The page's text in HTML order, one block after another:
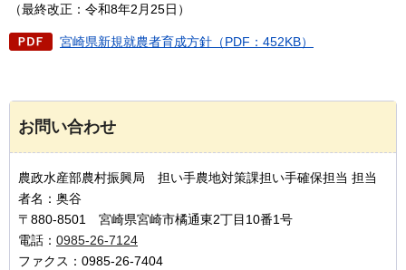
（最終改正：令和8年2月25日）
宮崎県新規就農者育成方針（PDF：452KB）
お問い合わせ
農政水産部農村振興局 担い手農地対策課担い手確保担当 担当
者名：奥谷
〒880-8501 宮崎県宮崎市橘通東2丁目10番1号
電話： 0985-26-7124
ファクス：0985-26-7404